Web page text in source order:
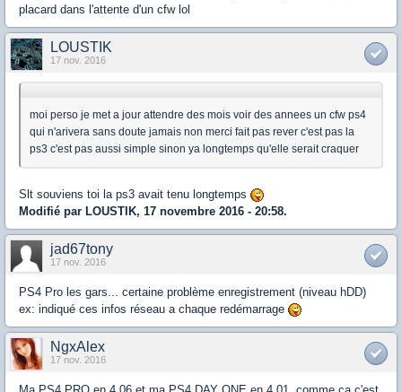
placard dans l'attente d'un cfw lol
LOUSTIK
17 nov. 2016
moi perso je met a jour attendre des mois voir des annees un cfw ps4
qui n'arivera sans doute jamais non merci fait pas rever c'est pas la
ps3 c'est pas aussi simple sinon ya longtemps qu'elle serait craquer
Slt souviens toi la ps3 avait tenu longtemps
Modifié par LOUSTIK, 17 novembre 2016 - 20:58.
jad67tony
17 nov. 2016
PS4 Pro les gars... certaine problème enregistrement (niveau hDD)
ex: indiqué ces infos réseau a chaque redémarrage
NgxAlex
17 nov. 2016